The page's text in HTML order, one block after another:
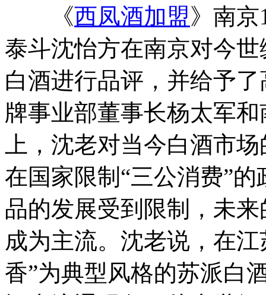
《西凤酒加盟》南
泰斗沈怡方在南京对今
白酒进行品评，并给予
牌事业部董事长杨太军
上，沈老对当今白酒市
在国家限制“三公消费”
品的发展受到限制，未
成为主流。沈老说，在
香”为典型风格的苏派白